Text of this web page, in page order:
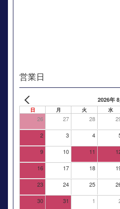
営業日
2026年 8
日 月 火 水
26 27 28
2 3 4
9 10 11
16 17 18
23 24 25
30 31 1